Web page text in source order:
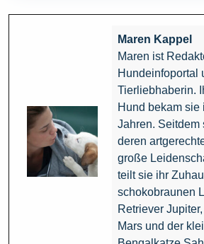
Maren Kappel
Maren ist
Hundeinfoportal
Tierliebhaberin.
Hund bekam sie
Jahren. Seitdem
deren
große
teilt sie ihr
schokobraunen
Retriever
Mars und der